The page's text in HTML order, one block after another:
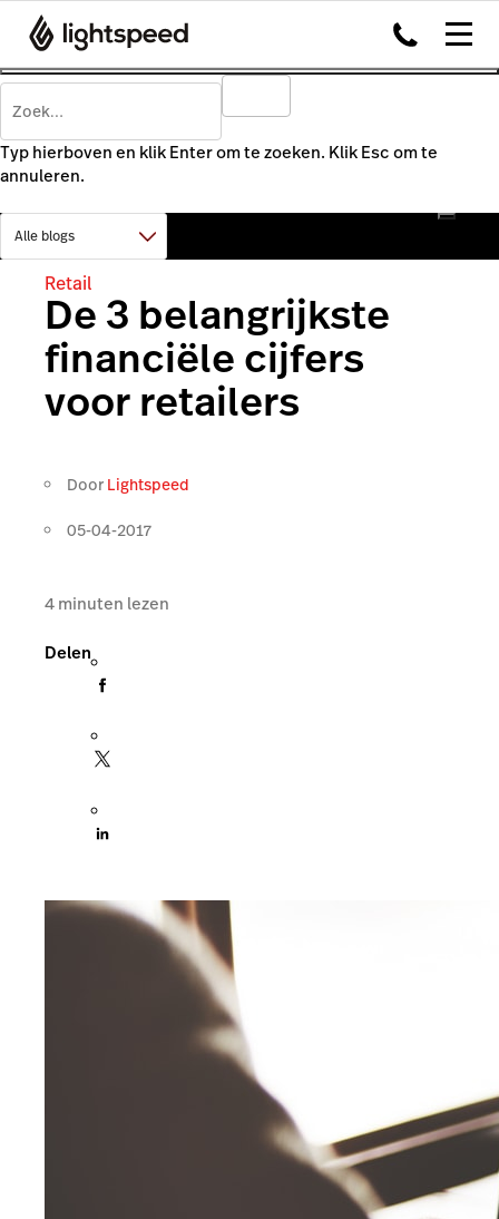
Typ hierboven en klik Enter om te zoeken. Klik Esc om te
annuleren.
Retail
De 3 belangrijkste
financiële cijfers
voor retailers
Door Lightspeed
05-04-2017
4minuten lezen
Delen